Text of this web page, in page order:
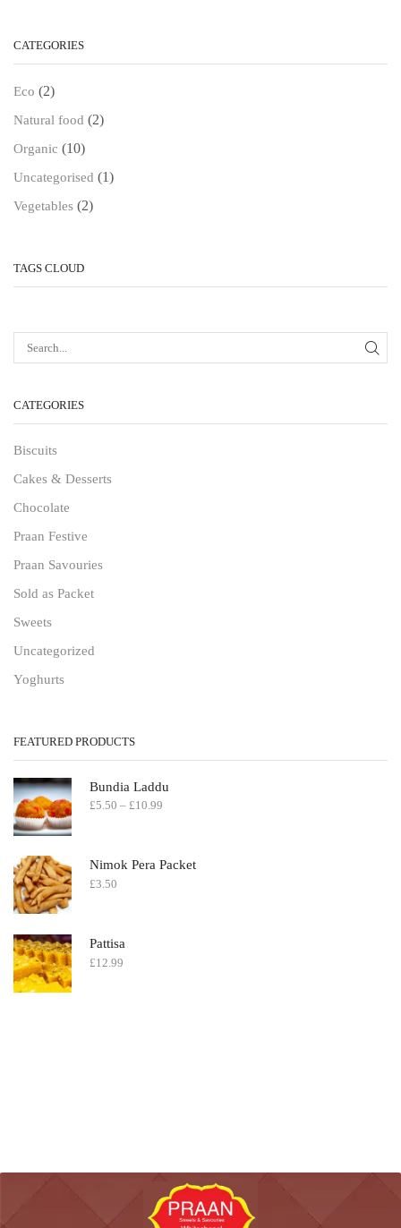
CATEGORIES
Eco (2)
Natural food (2)
Organic (10)
Uncategorised (1)
Vegetables (2)
TAGS CLOUD
CATEGORIES
Biscuits
Cakes & Desserts
Chocolate
Praan Festive
Praan Savouries
Sold as Packet
Sweets
Uncategorized
Yoghurts
FEATURED PRODUCTS
Bundia Laddu
£5.50 – £10.99
Nimok Pera Packet
£3.50
Pattisa
£12.99